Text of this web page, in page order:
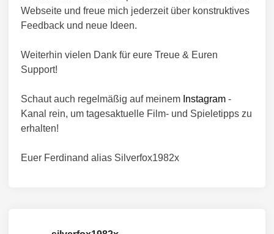
Webseite und freue mich jederzeit über konstruktives
Feedback und neue Ideen.
Weiterhin vielen Dank für eure Treue & Euren
Support!
Schaut auch regelmäßig auf meinem Instagram -
Kanal rein, um tagesaktuelle Film- und Spieletipps zu
erhalten!
Euer Ferdinand alias Silverfox1982x